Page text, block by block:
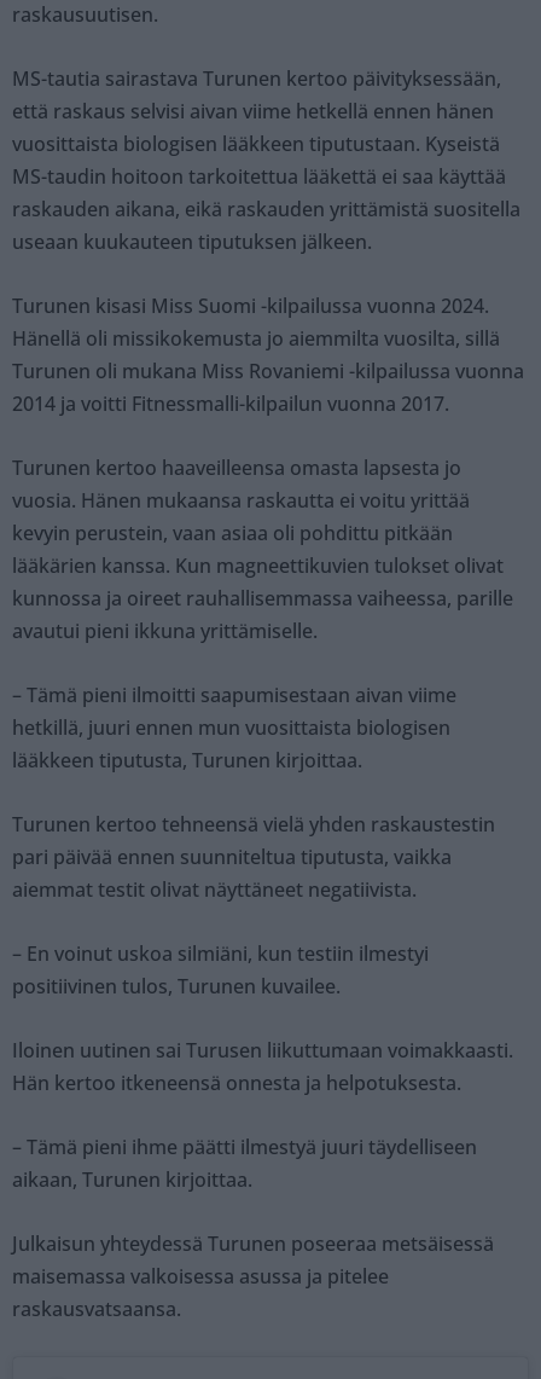
raskausuutisen.
MS-tautia sairastava Turunen kertoo päivityksessään,
että raskaus selvisi aivan viime hetkellä ennen hänen
vuosittaista biologisen lääkkeen tiputustaan. Kyseistä
MS-taudin hoitoon tarkoitettua lääkettä ei saa käyttää
raskauden aikana, eikä raskauden yrittämistä suositella
useaan kuukauteen tiputuksen jälkeen.
Turunen kisasi Miss Suomi -kilpailussa vuonna 2024.
Hänellä oli missikokemusta jo aiemmilta vuosilta, sillä
Turunen oli mukana Miss Rovaniemi -kilpailussa vuonna
2014 ja voitti Fitnessmalli-kilpailun vuonna 2017.
Turunen kertoo haaveilleensa omasta lapsesta jo
vuosia. Hänen mukaansa raskautta ei voitu yrittää
kevyin perustein, vaan asiaa oli pohdittu pitkään
lääkärien kanssa. Kun magneettikuvien tulokset olivat
kunnossa ja oireet rauhallisemmassa vaiheessa, parille
avautui pieni ikkuna yrittämiselle.
– Tämä pieni ilmoitti saapumisestaan aivan viime
hetkillä, juuri ennen mun vuosittaista biologisen
lääkkeen tiputusta, Turunen kirjoittaa.
Turunen kertoo tehneensä vielä yhden raskaustestin
pari päivää ennen suunniteltua tiputusta, vaikka
aiemmat testit olivat näyttäneet negatiivista.
– En voinut uskoa silmiäni, kun testiin ilmestyi
positiivinen tulos, Turunen kuvailee.
Iloinen uutinen sai Turusen liikuttumaan voimakkaasti.
Hän kertoo itkeneensä onnesta ja helpotuksesta.
– Tämä pieni ihme päätti ilmestyä juuri täydelliseen
aikaan, Turunen kirjoittaa.
Julkaisun yhteydessä Turunen poseeraa metsäisessä
maisemassa valkoisessa asussa ja pitelee
raskausvatsaansa.